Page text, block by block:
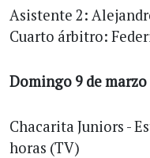
Asistente 2:
Cuarto árbitro:
Domingo 9 de marzo
Chacarita Juniors -
horas (TV)